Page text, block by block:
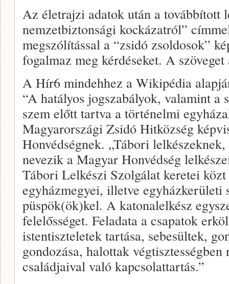
Az életrajzi adatok után a továbbított
nemzetbiztonsági kockázatról”
megszólítással a “zsidó zsoldosok”
fogalmaz meg kérdéseket. A
A Hír6 mindehhez a Wikipédia
“A hatályos jogszabályok, valamint a
szem előtt tartva a történelmi
Magyarországi Zsidó Hitközség
Honvédségnek. „Tábori
nevezik a Magyar Honvédség
Tábori Lelkészi Szolgálat keretei
egyházmegyei, illetve egyházkerületi
püspök(ök)kel. A katonalelkész
felelősséget. Feladata a csapatok
istentiszteletek tartása, sebesültek,
gondozása, halottak
családjaival való kapcsolattartás.”